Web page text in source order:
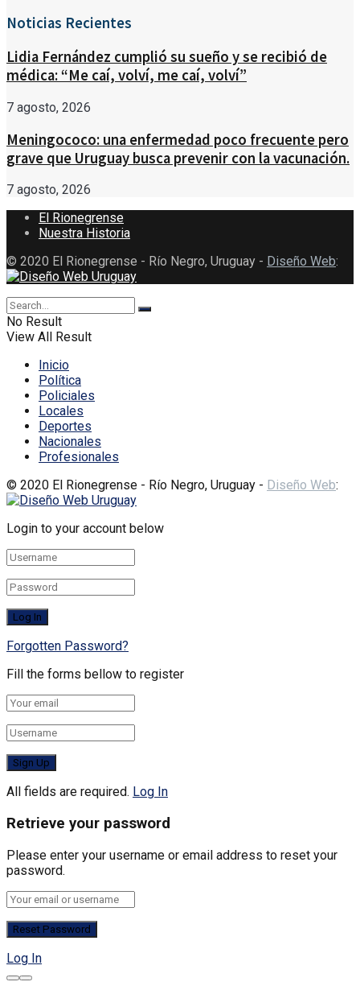
Noticias Recientes
Lidia Fernández cumplió su sueño y se recibió de
médica: “Me caí, volví, me caí, volví”
7 agosto, 2026
Meningococo: una enfermedad poco frecuente pero
grave que Uruguay busca prevenir con la vacunación.
7 agosto, 2026
El Rionegrense
Nuestra Historia
© 2020 El Rionegrense - Río Negro, Uruguay - Diseño Web:
No Result
View All Result
Inicio
Política
Policiales
Locales
Deportes
Nacionales
Profesionales
© 2020 El Rionegrense - Río Negro, Uruguay - Diseño Web:
Login to your account below
Forgotten Password?
Fill the forms bellow to register
All fields are required. Log In
Retrieve your password
Please enter your username or email address to reset your
password.
Log In